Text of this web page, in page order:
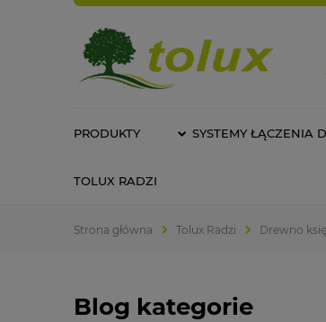
PRODUKTY SYSTEMY ŁĄCZENIA
TOLUX RADZI
Strona główna Tolux Radzi Drewno
Blog kategorie